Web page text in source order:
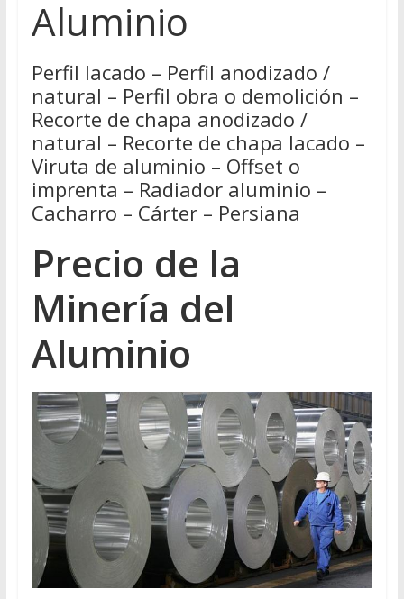
Aluminio
Perfil lacado – Perfil anodizado /
natural – Perfil obra o demolición –
Recorte de chapa anodizado /
natural – Recorte de chapa lacado –
Viruta de aluminio – Offset o
imprenta – Radiador aluminio –
Cacharro – Cárter – Persiana
Precio de la
Minería del
Aluminio